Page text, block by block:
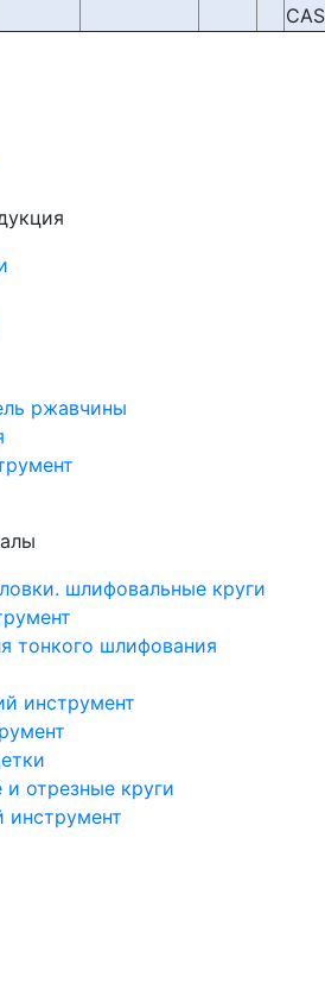
ржавчины
шлифовальные круги
тонкого шлифования
инструмент
отрезные круги
инструмент